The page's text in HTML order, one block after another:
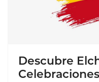
Descubre